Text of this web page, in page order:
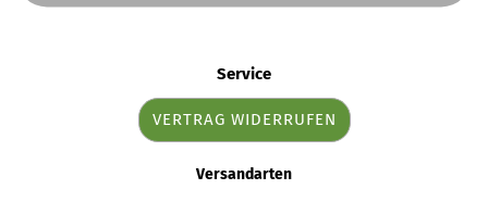
Service
VERTRAG WIDERRUFEN
Versandarten